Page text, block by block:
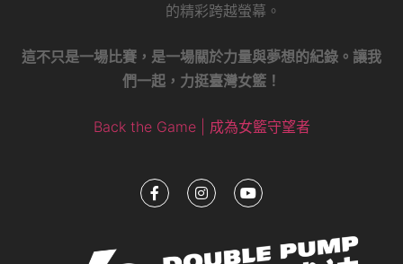
的精彩跨越螢幕。
這不只是一場比賽，是一場關於力量與夢想的紀錄。讓我
們一起，力挺臺灣女籃！
Back the Game | 成為女籃守望者